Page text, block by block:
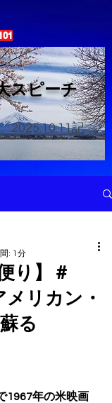
スピーチ
2025.10.11記
り】＃
リカン・
る
: 1分
1967年の米映画